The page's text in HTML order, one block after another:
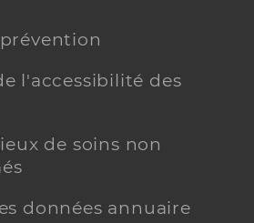
l'accessibilité des
de soins non
données annuaire